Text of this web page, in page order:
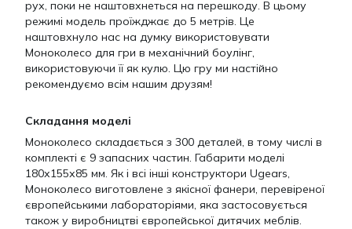
рух, поки не наштовхнеться на перешкоду. В цьому
режимі модель проїжджає до 5 метрів. Це
наштовхнуло нас на думку використовувати
Моноколесо для гри в механічний боулінг,
використовуючи її як кулю. Цю гру ми настійно
рекомендуємо всім нашим друзям!
Складання моделі
Моноколесо складається з 300 деталей, в тому числі в
комплекті є 9 запасних частин. Габарити моделі
180х155х85 мм. Як і всі інші конструктори Ugears,
Моноколесо виготовлене з якісної фанери, перевіреної
європейськими лабораторіями, яка застосовується
також у виробництві європейської дитячих меблів.